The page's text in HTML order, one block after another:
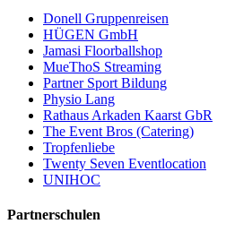
Donell Gruppenreisen
HÜGEN GmbH
Jamasi Floorballshop
MueThoS Streaming
Partner Sport Bildung
Physio Lang
Rathaus Arkaden Kaarst GbR
The Event Bros (Catering)
Tropfenliebe
Twenty Seven Eventlocation
UNIHOC
Partnerschulen